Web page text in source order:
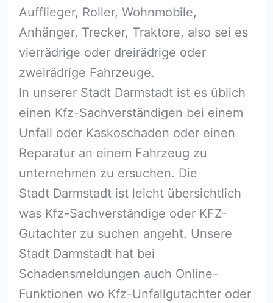
Aufflieger, Roller, Wohnmobile,
Anhänger, Trecker, Traktore, also sei es
vierrädrige oder dreirädrige oder
zweirädrige Fahrzeuge.
In unserer Stadt Darmstadt ist es üblich
einen Kfz-Sachverständigen bei einem
Unfall oder Kaskoschaden oder einen
Reparatur an einem Fahrzeug zu
unternehmen zu ersuchen. Die
Stadt Darmstadt ist leicht übersichtlich
was Kfz-Sachverständige oder KFZ-
Gutachter zu suchen angeht. Unsere
Stadt Darmstadt hat bei
Schadensmeldungen auch Online-
Funktionen wo Kfz-Unfallgutachter oder